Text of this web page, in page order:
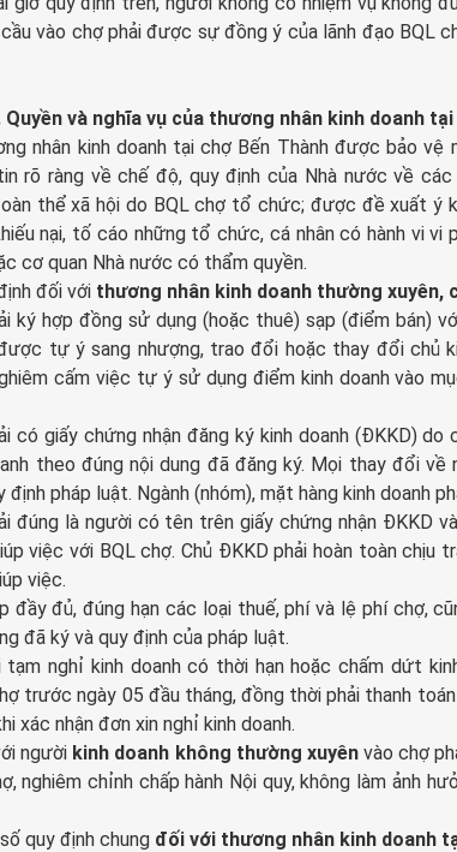
vào chợ phải được sự đồng ý của lãnh đạo BQL
Quyền và nghĩa vụ của thương nhân kinh doanh
nhân kinh doanh tại chợ Bến Thành được bảo vệ
rõ ràng về chế độ, quy định của Nhà nước về
thể xã hội do BQL chợ tổ chức; được đề xuất ý
nại, tố cáo những tổ chức, cá nhân có hành vi vi
cơ quan Nhà nước có thẩm quyền.
đối với thương nhân kinh doanh thường xuyên,
ký hợp đồng sử dụng (hoặc thuê) sạp (điểm bán)
tự ý sang nhượng, trao đổi hoặc thay đổi chủ
cấm việc tự ý sử dụng điểm kinh doanh vào
có giấy chứng nhận đăng ký kinh doanh (ĐKKD)
theo đúng nội dung đã đăng ký. Mọi thay đổi
định pháp luật. Ngành (nhóm), mặt hàng kinh doanh
đúng là người có tên trên giấy chứng nhận ĐKKD
việc với BQL chợ. Chủ ĐKKD phải hoàn toàn chịu
việc.
đầy đủ, đúng hạn các loại thuế, phí và lệ phí chợ,
đã ký và quy định của pháp luật.
tạm nghỉ kinh doanh có thời hạn hoặc chấm dứt
trước ngày 05 đầu tháng, đồng thời phải thanh
xác nhận đơn xin nghỉ kinh doanh.
người kinh doanh không thường xuyênvào chợ
nghiêm chỉnh chấp hành Nội quy, không làm ảnh
quy định chung đối với thương nhân kinh doanh